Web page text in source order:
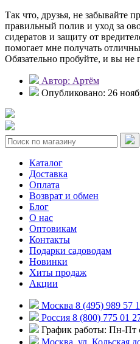
Так что, друзья, не забывайте
правильный полив и уход за
сидератов и защиту от
помогает мне получать
Обязательно пробуйте, и вы не
Автор: Артём
Опубликовано: 26
Каталог
Доставка
Оплата
Возврат и обмен
Блог
О нас
Оптовикам
Контакты
Подарки садоводам
Новинки
Хиты продаж
Акции
Москва 8 (495) 989 57
Россия 8 (800) 775 01
График работы: Пн-Пт
Москва, ул. Кольская